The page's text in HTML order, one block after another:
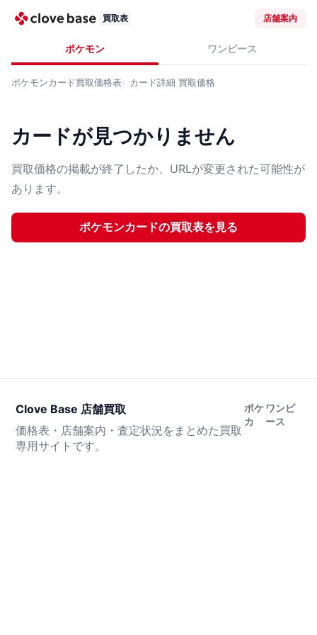
買取表 店舗案内
ポケモン ワンピース
ポケモンカード買取価格表 カード詳細 買取価格
カードが見つかりません
買取価格の掲載が終了したか、URLが変更された可能性が
あります。
ポケモンカードの買取表を見る
Clove Base 店舗買取
価格表・店舗案内・査定状況をまとめた買取
専用サイトです。
ポケ
カ
ワンピ
ース